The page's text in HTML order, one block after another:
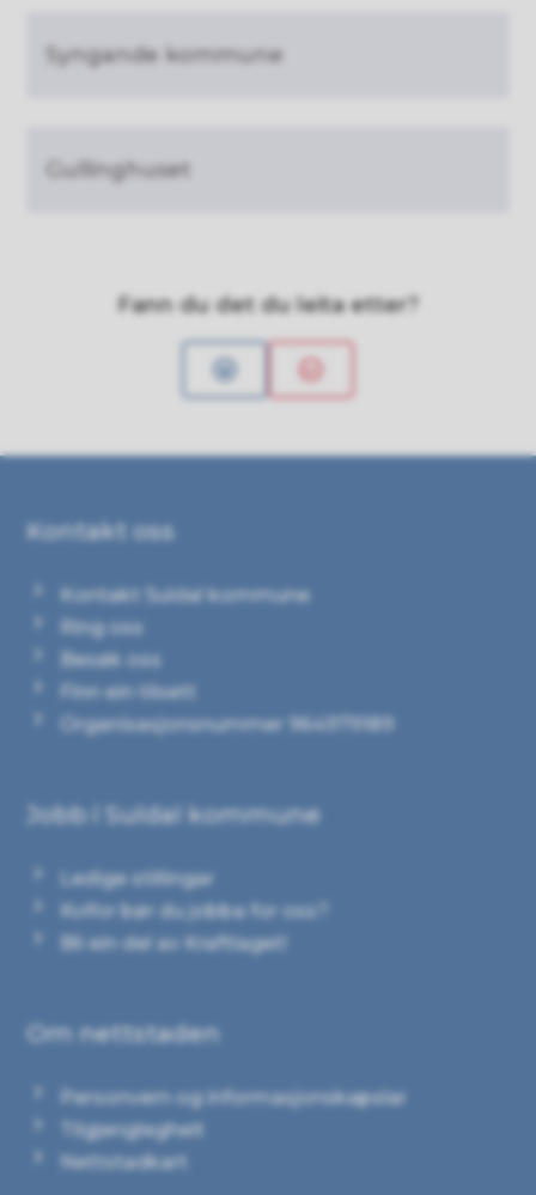
Syngande kommune
Gullinghuset
Fann du det du leita etter?
Ja Nei
Kontakt oss
Kontakt Suldal kommune
Ring oss
Besøk oss
Finn ein tilsett
Organisasjonsnummer 964979189
Jobb i Suldal kommune
Ledige stillingar
Kvifor bør du jobba for oss?
Bli ein del av Kraftlaget!
Om nettstaden
Personvern og informasjonskapslar
Tilgjenglegheit
Nettstadkart